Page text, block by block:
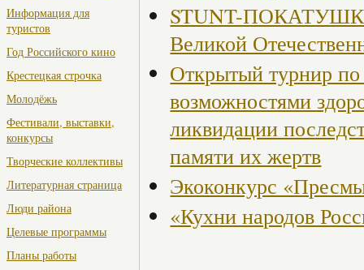
Информация для
туристов
Год Российского кино
Крестецкая строчка
Молодёжь
Фестивали, выставки,
конкурсы
Творческие коллективы
Литературная страница
Люди района
Целевые программы
Планы работы
STUNT-
Великой
Открытый турнир
возможностями
ликвидации
памяти их жертв
Экоконкурс
«Кухни народов